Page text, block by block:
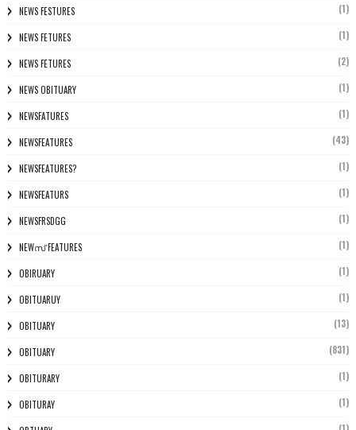
NEWS FESTURES (1)
NEWS FETURES (1)
NEWS FETURES (2)
NEWS OBITUARY (1)
NEWSFATURES (1)
NEWSFEATURES (43)
NEWSFEATURES? (1)
NEWSFEATURS (1)
NEWSFRSDGG (1)
NEWസ് FEATURES (1)
OBIRUARY (1)
OBITUARUY (1)
OBITUARY (13)
OBITUARY (831)
OBITURARY (1)
OBITURAY (1)